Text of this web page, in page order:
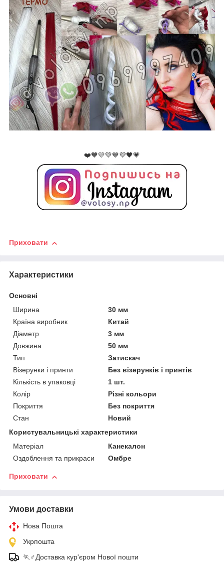
❤️🧡💛💚💙💜🖤💗
Приховати
Характеристики
Основні
Ширина
30 мм
Країна виробник
Китай
Діаметр
3 мм
Довжина
50 мм
Тип
Затискач
Візерунки і принти
Без візерунків і принтів
Кількість в упаковці
1 шт.
Колір
Різні кольори
Покриття
Без покриття
Стан
Новий
Користувальницькі характеристики
Матеріал
Канекалон
Оздоблення та прикраси
Омбре
Приховати
Умови доставки
Нова Пошта
Укрпошта
🏃♂️Доставка кур'єром Нової пошти